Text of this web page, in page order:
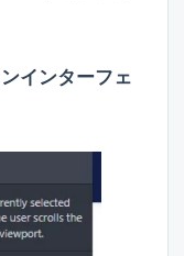
インターフェ